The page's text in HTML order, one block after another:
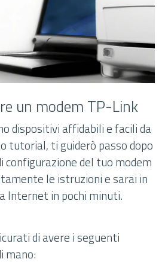
un modem TP-Link
dispositivi affidabili e facili da
tutorial, ti guiderò passo dopo
configurazione del tuo modem
le istruzioni e sarai in
Internet in pochi minuti.
di avere i seguenti
mano: